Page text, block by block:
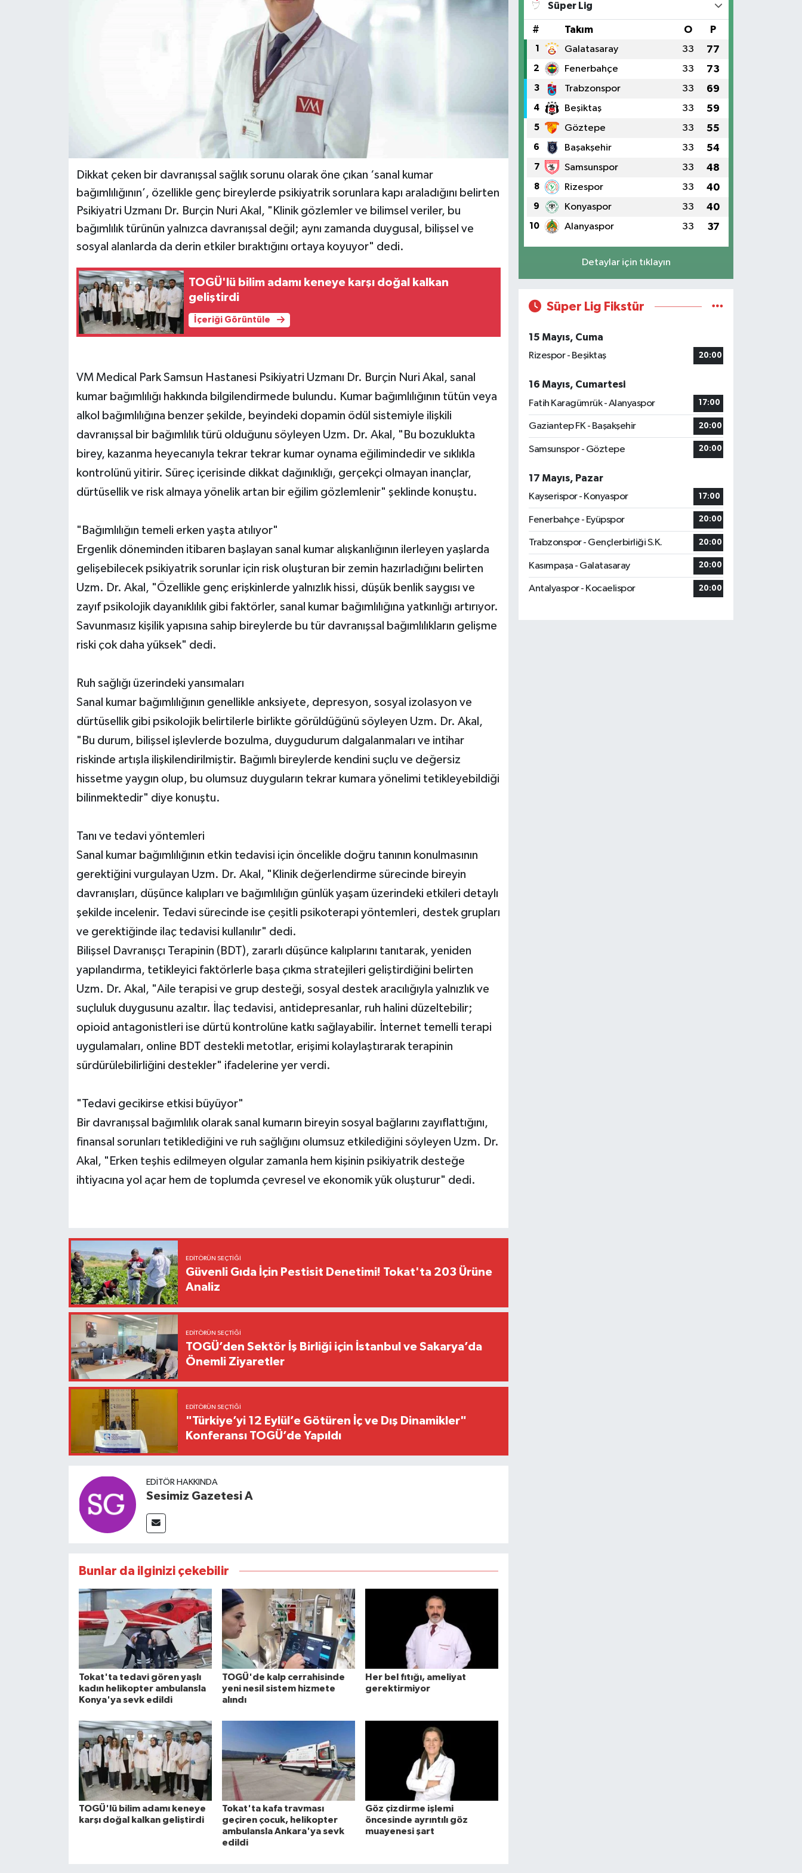
Dikkat çeken bir davranışsal sağlık sorunu olarak öne çıkan ‘sanal kumar
bağımlılığının’, özellikle genç bireylerde psikiyatrik sorunlara kapı araladığını belirten
Psikiyatri Uzmanı Dr. Burçin Nuri Akal, "Klinik gözlemler ve bilimsel veriler, bu
bağımlılık türünün yalnızca davranışsal değil; aynı zamanda duygusal, bilişsel ve
sosyal alanlarda da derin etkiler bıraktığını ortaya koyuyor" dedi.
TOGÜ'lü bilim adamı keneye karşı doğal kalkan
geliştirdi
İçeriği Görüntüle
VM Medical Park Samsun Hastanesi Psikiyatri Uzmanı Dr. Burçin Nuri Akal, sanal
kumar bağımlılığı hakkında bilgilendirmede bulundu. Kumar bağımlılığının tütün veya
alkol bağımlılığına benzer şekilde, beyindeki dopamin ödül sistemiyle ilişkili
davranışsal bir bağımlılık türü olduğunu söyleyen Uzm. Dr. Akal, "Bu bozuklukta
birey, kazanma heyecanıyla tekrar tekrar kumar oynama eğilimindedir ve sıklıkla
kontrolünü yitirir. Süreç içerisinde dikkat dağınıklığı, gerçekçi olmayan inançlar,
dürtüsellik ve risk almaya yönelik artan bir eğilim gözlemlenir" şeklinde konuştu.
"Bağımlılığın temeli erken yaşta atılıyor"
Ergenlik döneminden itibaren başlayan sanal kumar alışkanlığının ilerleyen yaşlarda
gelişebilecek psikiyatrik sorunlar için risk oluşturan bir zemin hazırladığını belirten
Uzm. Dr. Akal, "Özellikle genç erişkinlerde yalnızlık hissi, düşük benlik saygısı ve
zayıf psikolojik dayanıklılık gibi faktörler, sanal kumar bağımlılığına yatkınlığı artırıyor.
Savunmasız kişilik yapısına sahip bireylerde bu tür davranışsal bağımlılıkların gelişme
riski çok daha yüksek" dedi.
Ruh sağlığı üzerindeki yansımaları
Sanal kumar bağımlılığının genellikle anksiyete, depresyon, sosyal izolasyon ve
dürtüsellik gibi psikolojik belirtilerle birlikte görüldüğünü söyleyen Uzm. Dr. Akal,
"Bu durum, bilişsel işlevlerde bozulma, duygudurum dalgalanmaları ve intihar
riskinde artışla ilişkilendirilmiştir. Bağımlı bireylerde kendini suçlu ve değersiz
hissetme yaygın olup, bu olumsuz duyguların tekrar kumara yönelimi tetikleyebildiği
bilinmektedir" diye konuştu.
Tanı ve tedavi yöntemleri
Sanal kumar bağımlılığının etkin tedavisi için öncelikle doğru tanının konulmasının
gerektiğini vurgulayan Uzm. Dr. Akal, "Klinik değerlendirme sürecinde bireyin
davranışları, düşünce kalıpları ve bağımlılığın günlük yaşam üzerindeki etkileri detaylı
şekilde incelenir. Tedavi sürecinde ise çeşitli psikoterapi yöntemleri, destek grupları
ve gerektiğinde ilaç tedavisi kullanılır" dedi.
Bilişsel Davranışçı Terapinin (BDT), zararlı düşünce kalıplarını tanıtarak, yeniden
yapılandırma, tetikleyici faktörlerle başa çıkma stratejileri geliştirdiğini belirten
Uzm. Dr. Akal, "Aile terapisi ve grup desteği, sosyal destek aracılığıyla yalnızlık ve
suçluluk duygusunu azaltır. İlaç tedavisi, antidepresanlar, ruh halini düzeltebilir;
opioid antagonistleri ise dürtü kontrolüne katkı sağlayabilir. İnternet temelli terapi
uygulamaları, online BDT destekli metotlar, erişimi kolaylaştırarak terapinin
sürdürülebilirliğini destekler" ifadelerine yer verdi.
"Tedavi gecikirse etkisi büyüyor"
Bir davranışsal bağımlılık olarak sanal kumarın bireyin sosyal bağlarını zayıflattığını,
finansal sorunları tetiklediğini ve ruh sağlığını olumsuz etkilediğini söyleyen Uzm. Dr.
Akal, "Erken teşhis edilmeyen olgular zamanla hem kişinin psikiyatrik desteğe
ihtiyacına yol açar hem de toplumda çevresel ve ekonomik yük oluşturur" dedi.
EDITÖRÜN SEÇTIĞI
Güvenli Gıda İçin Pestisit Denetimi! Tokat'ta 203 Ürüne
Analiz
EDITÖRÜN SEÇTIĞI
TOGÜ’den Sektör İş Birliği için İstanbul ve Sakarya’da
Önemli Ziyaretler
EDITÖRÜN SEÇTIĞI
"Türkiye’yi 12 Eylül’e Götüren İç ve Dış Dinamikler"
Konferansı TOGÜ’de Yapıldı
EDITÖR HAKKINDA
Sesimiz Gazetesi A
Bunlar da ilginizi çekebilir
Tokat'ta tedavi gören yaşlı
kadın helikopter ambulansla
Konya'ya sevk edildi
TOGÜ'de kalp cerrahisinde
yeni nesil sistem hizmete
alındı
Her bel fıtığı, ameliyat
gerektirmiyor
TOGÜ'lü bilim adamı keneye
karşı doğal kalkan geliştirdi
Tokat'ta kafa travması
geçiren çocuk, helikopter
ambulansla Ankara'ya sevk
edildi
Göz çizdirme işlemi
öncesinde ayrıntılı göz
muayenesi şart
Süper Lig
# Takım O P
1 Galatasaray 33 77
2 Fenerbahçe 33 73
3 Trabzonspor 33 69
4 Beşiktaş 33 59
5 Göztepe 33 55
6 Başakşehir 33 54
7 Samsunspor 33 48
8 Rizespor 33 40
9 Konyaspor 33 40
10 Alanyaspor 33 37
Detaylar için tıklayın
Süper Lig Fikstür
15 Mayıs, Cuma
Rizespor - Beşiktaş
20:00
16 Mayıs, Cumartesi
Fatih Karagümrük - Alanyaspor
17:00
Gaziantep FK - Başakşehir 20:00
Samsunspor - Göztepe 20:00
17 Mayıs, Pazar
Kayserispor - Konyaspor
17:00
Fenerbahçe - Eyüpspor 20:00
Trabzonspor - Gençlerbirliği S.K. 20:00
Kasımpaşa - Galatasaray 20:00
Antalyaspor - Kocaelispor 20:00